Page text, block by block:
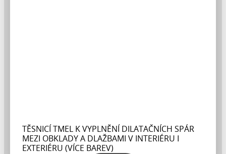
TĚSNICÍ TMEL K VYPLNĚNÍ DILATAČNÍCH SPÁR
MEZI OBKLADY A DLAŽBAMI V INTERIÉRU I
EXTERIÉRU (VÍCE BAREV)